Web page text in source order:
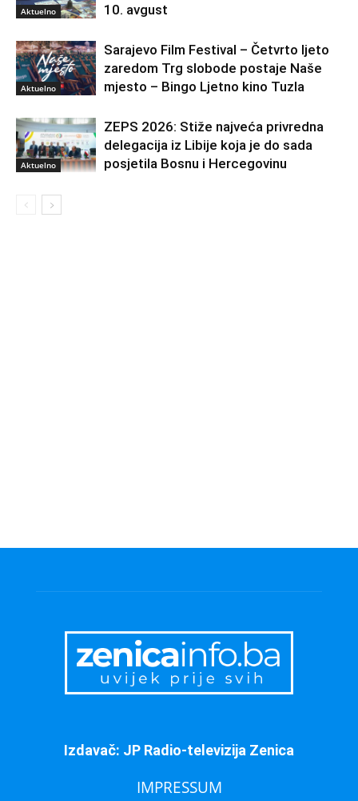
Aktuelno
10. avgust
Aktuelno
Sarajevo Film Festival – Četvrto ljeto
zaredom Trg slobode postaje Naše
mjesto – Bingo Ljetno kino Tuzla
Aktuelno
ZEPS 2026: Stiže najveća privredna
delegacija iz Libije koja je do sada
posjetila Bosnu i Hercegovinu
Izdavač: JP Radio-televizija Zenica
IMPRESSUM